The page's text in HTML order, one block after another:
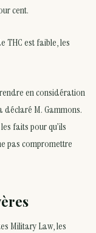
cent.
THC est faible, les
en considération
déclaré M. Gammons.
faits pour qu’ils
pas compromettre
Military Law, les